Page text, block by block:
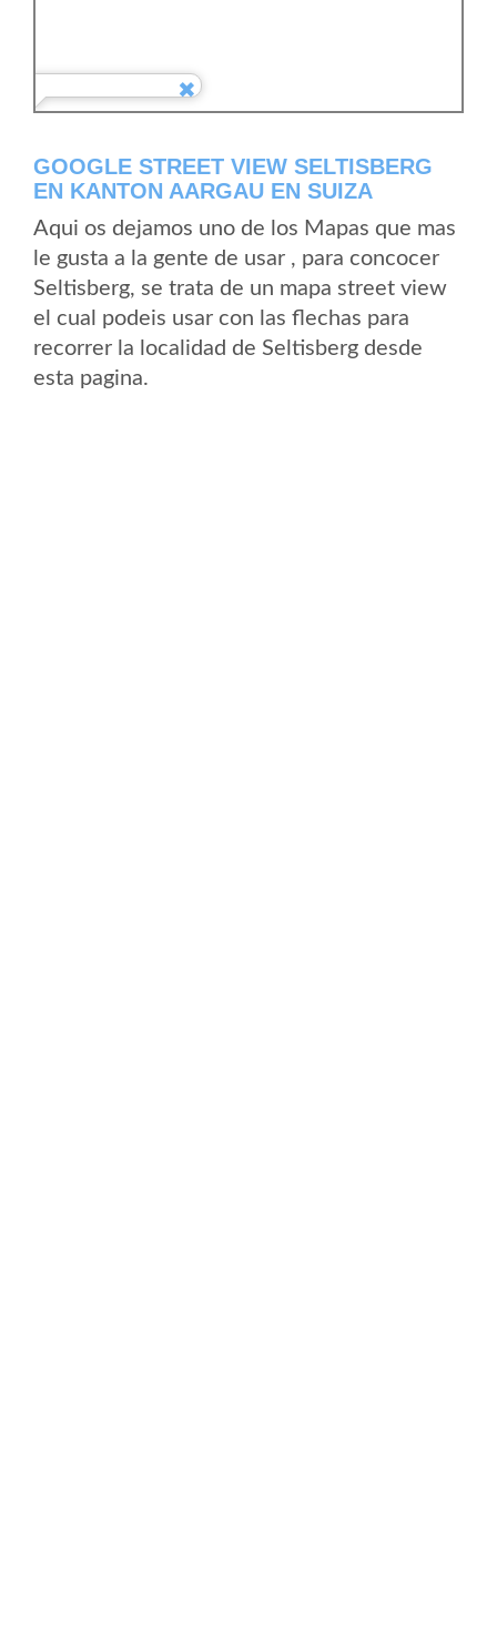
GOOGLE STREET VIEW SELTISBERG
EN KANTON AARGAU EN SUIZA
Aqui os dejamos uno de los Mapas que mas
le gusta a la gente de usar , para concocer
Seltisberg, se trata de un mapa street view
el cual podeis usar con las flechas para
recorrer la localidad de Seltisberg desde
esta pagina.